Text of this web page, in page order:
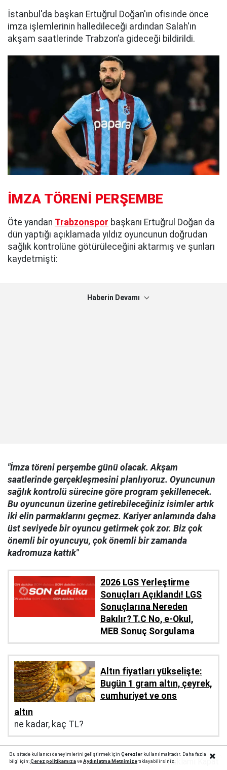
İstanbul'da başkan Ertuğrul Doğan'ın ofisinde önce
imza işlemlerinin halledileceği ardından Salah'ın
akşam saatlerinde Trabzon’a gideceği bildirildi.
İMZA TÖRENİ PERŞEMBE
Öte yandan Trabzonspor başkanı Ertuğrul Doğan da
dün yaptığı açıklamada yıldız oyuncunun doğrudan
sağlık kontrolüne götürüleceğini aktarmış ve şunları
kaydetmişti:
Haberin Devamı
"İmza töreni perşembe günü olacak. Akşam
saatlerinde gerçekleşmesini planlıyoruz. Oyuncunun
sağlık kontrolü sürecine göre program şekillenecek.
Bu oyuncunun üzerine getirebileceğiniz isimler artık
iki elin parmaklarını geçmez. Kariyer anlamında daha
üst seviyede bir oyuncu getirmek çok zor. Biz çok
önemli bir oyuncuyu, çok önemli bir zamanda
kadromuza kattık"
2026 LGS Yerleştirme
Sonuçları Açıklandı! LGS
Sonuçlarına Nereden
Bakılır? T.C No, e-Okul,
MEB Sonuç Sorgulama
Altın fiyatları yükselişte:
Bugün 1 gram altın, çeyrek,
cumhuriyet ve ons
altın
ne kadar, kaç TL?
Bu sitede kullanıcı deneyimlerini geliştirmek için Çerezlerkullanılmaktadır. Daha fazla
bilgi için;Çerez politikamızaveAydınlatma Metnimizetıklayabilirsiniz.Reklamı Kapat